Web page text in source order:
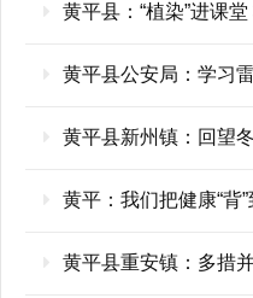
黄平县：“植染”进课
黄平县公安局：学习
黄平县新州镇：回望
黄平：我们把健康“背”
黄平县重安镇：多措